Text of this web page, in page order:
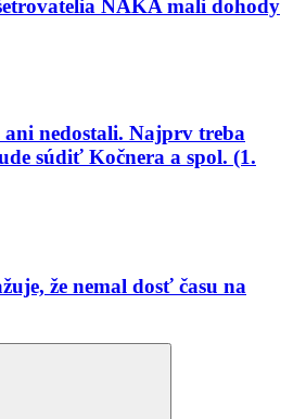
NAKA mali dohody
ani nedostali. Najprv treba
súdiť Kočnera a spol. (1.
že nemal dosť času na